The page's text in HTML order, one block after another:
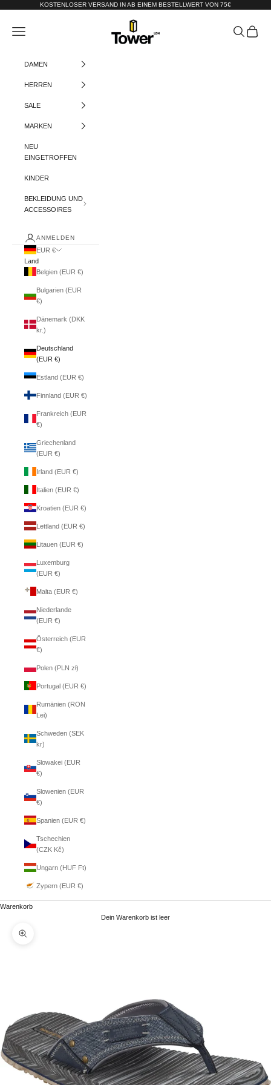
Zum Inhalt springenKOSTENLOSER VERSAND IN AB EINEM BESTELLWERT VON 75€
Tower-London.De
Menü Suchen
DAMEN
HERREN
SALE
MARKEN
NEU
EINGETROFFEN
KINDER
BEKLEIDUNG UND
ACCESSOIRES
ANMELDEN
EUR €
Land
Belgien (EUR €)
Bulgarien (EUR
€)
Dänemark (DKK
kr.)
Deutschland
(EUR €)
Estland (EUR €)
Finnland (EUR €)
Frankreich (EUR
€)
Griechenland
(EUR €)
Irland (EUR €)
Italien (EUR €)
Kroatien (EUR €)
Lettland (EUR €)
Litauen (EUR €)
Luxemburg
(EUR €)
Malta (EUR €)
Niederlande
(EUR €)
Österreich (EUR
€)
Polen (PLN zł)
Portugal (EUR €)
Rumänien (RON
Lei)
Schweden (SEK
kr)
Slowakei (EUR
€)
Slowenien (EUR
€)
Spanien (EUR €)
Tschechien
(CZK Kč)
Ungarn (HUF Ft)
Zypern (EUR €)
Warenkorb
Dein Warenkorb ist leer
Bild vergrößern